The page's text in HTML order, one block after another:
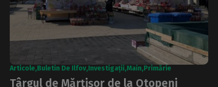
Articole Buletin De Ilfov Investigații Main Primărie
Târgul de Mărțișor de la Otopeni